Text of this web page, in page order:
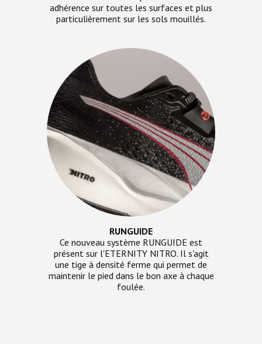
adhérence sur toutes les surfaces et plus
particulièrement sur les sols mouillés.
RUNGUIDE
Ce nouveau système RUNGUIDE est
présent sur l'ETERNITY NITRO. Il s'agit
une tige à densité ferme qui permet de
maintenir le pied dans le bon axe à chaque
foulée.